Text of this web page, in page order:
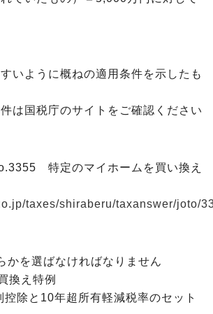
いように概ねの適用条件を示したも
は国税庁のサイトをご確認ください
特定のマイホームを買い換え
taxes/shiraberu/taxanswer/joto/
かを選ばなければなりません
換え特例
除と10年超所有軽減税率のセット